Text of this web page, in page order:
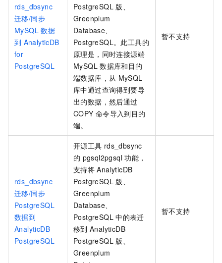
rds_dbsync
迁移/同步
MySQL 数据
到 AnalyticDB
for
PostgreSQL
PostgreSQL 版
Greenplum
Database、
PostgreSQL。此工具的
原理是，同时连接源端
MySQL 数据库和目的
端数据库，从 MySQL
库中通过查询得到要导
出的数据，然后通过
COPY 命令导入到目的
端。
暂不支持
rds_dbsync
迁移/同步
PostgreSQL
数据到
AnalyticDB
PostgreSQL
开源工具 rds_dbsync
的 pgsql2pgsql 功能，
支持将 AnalyticDB
PostgreSQL 版
Greenplum
Database、
PostgreSQL 中的表迁
移到 AnalyticDB
PostgreSQL 版
Greenplum
暂不支持